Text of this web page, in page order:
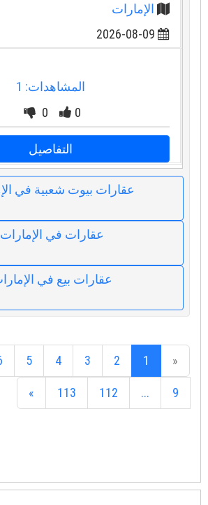
الإمارات
2026-08-09
المشاهدات: 1
0
0
التفاصيل
عقارات بيوت شعبية في
عقارات في الإمارات
عقارات بيع في
«
1
2
3
4
5
6
9
...
112
113
»